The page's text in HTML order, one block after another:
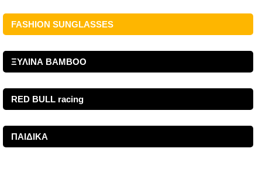
FASHION SUNGLASSES
ΞΥΛΙΝΑ ΒΑΜΒΟΟ
RED BULL racing
ΠΑΙΔΙΚΑ